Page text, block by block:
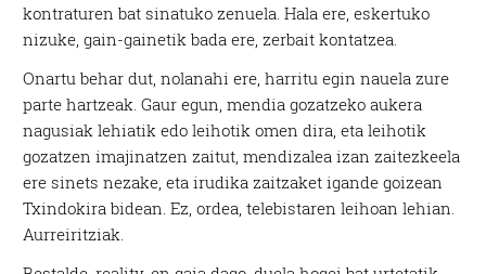
kontraturen bat sinatuko zenuela. Hala ere, eskertuko
nizuke, gain-gainetik bada ere, zerbait kontatzea.
Onartu behar dut, nolanahi ere, harritu egin nauela zure
parte hartzeak. Gaur egun, mendia gozatzeko aukera
nagusiak lehiatik edo leihotik omen dira, eta leihotik
gozatzen imajinatzen zaitut, mendizalea izan zaitezkeela
ere sinets nezake, eta irudika zaitzaket igande goizean
Txindokira bidean. Ez, ordea, telebistaren leihoan lehian.
Aurreiritziak.